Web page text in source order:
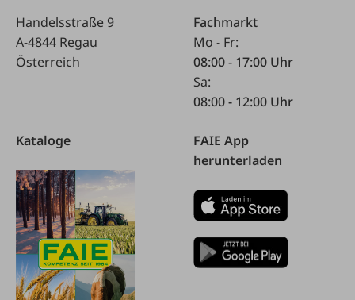
Handelsstraße 9
A-4844 Regau
Österreich
Fachmarkt
Mo - Fr:
08:00 - 17:00 Uhr
Sa:
08:00 - 12:00 Uhr
Kataloge
FAIE App
herunterladen